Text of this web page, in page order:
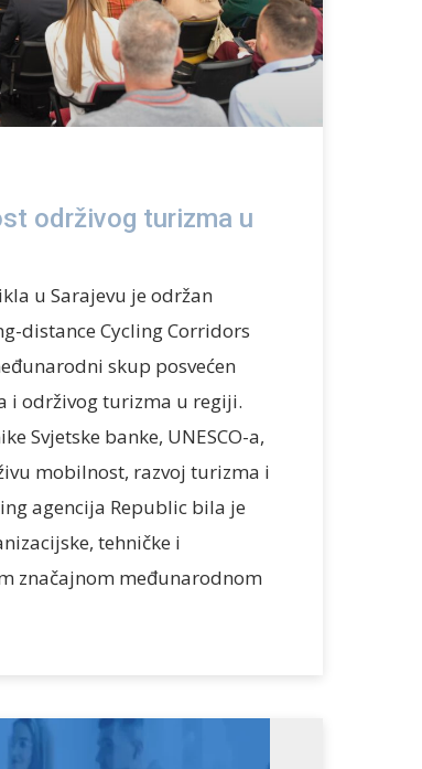
održivog turizma u
u Sarajevu je održan
distance Cycling Corridors
skup posvećen
i održivog turizma u regiji.
Svjetske banke, UNESCO-a,
mobilnost, razvoj turizma i
agencija Republic bila je
tehničke i
značajnom međunarodnom